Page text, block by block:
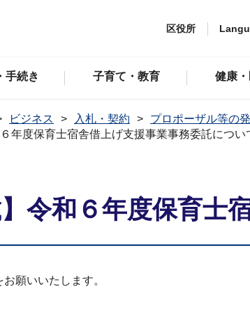
区役所
手続き 子育て・教育 健康
ビジネス 入札・契約 プロポーザル等の
年度保育士宿舎借上げ支援事業事務委託につい
】令和６年度保育
願いいたします。